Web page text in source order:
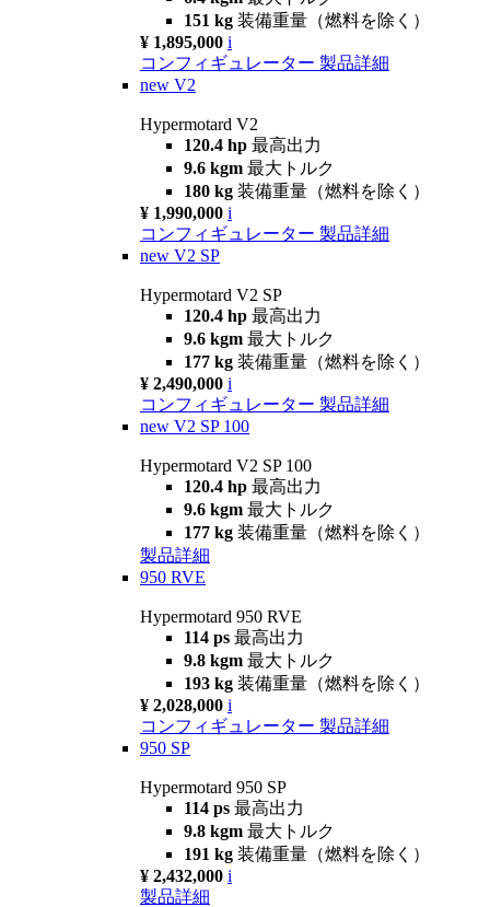
151 kg 装備重量（燃料を除く）
¥ 1,895,000 i
コンフィギュレーター 製品詳細
new V2
Hypermotard V2
120.4 hp 最高出力
9.6 kgm 最大トルク
180 kg 装備重量（燃料を除く）
¥ 1,990,000 i
コンフィギュレーター 製品詳細
new V2 SP
Hypermotard V2 SP
120.4 hp 最高出力
9.6 kgm 最大トルク
177 kg 装備重量（燃料を除く）
¥ 2,490,000 i
コンフィギュレーター 製品詳細
new V2 SP 100
Hypermotard V2 SP 100
120.4 hp 最高出力
9.6 kgm 最大トルク
177 kg 装備重量（燃料を除く）
製品詳細
950 RVE
Hypermotard 950 RVE
114 ps 最高出力
9.8 kgm 最大トルク
193 kg 装備重量（燃料を除く）
¥ 2,028,000 i
コンフィギュレーター 製品詳細
950 SP
Hypermotard 950 SP
114 ps 最高出力
9.8 kgm 最大トルク
191 kg 装備重量（燃料を除く）
¥ 2,432,000 i
製品詳細